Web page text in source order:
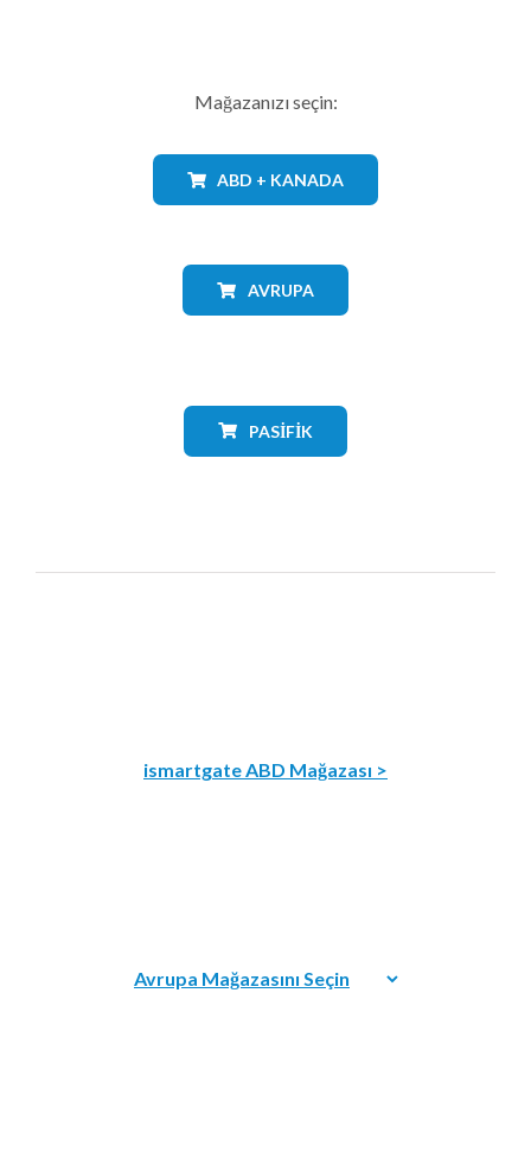
Mağazanızı seçin:
ABD + KANADA
AVRUPA
PASIFIK
ismartgate ABD Mağazası >